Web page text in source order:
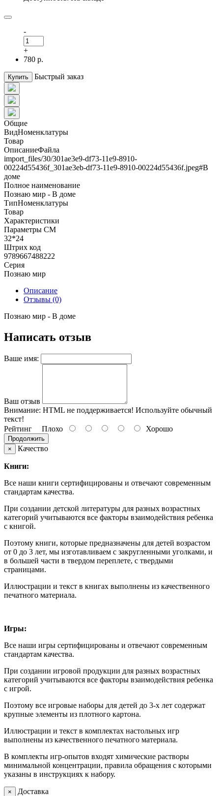
-
+
780 р.
Купить Быстрый заказ
Общие
ВидНоменклатуры
Товар
ОписаниеФайла
import_files/30/301ae3e9-df73-11e9-8910-
00224d55436f_301ae3eb-df73-11e9-8910-00224d55436f.jpeg#В
доме
Полное наименование
Познаю мир - В доме
ТипНоменклатуры
Товар
Характеристики
Параметры СМ
32*24
Штрих код
9789667488222
Серия
Познаю мир
Описание
Отзывы (0)
Познаю мир - В доме
Написать отзыв
Ваше имя:
Ваш отзыв
Внимание: HTML не поддерживается! Используйте обычный
текст!
Рейтинг Плохо Хорошо
Продолжить
×
Качество
Книги:
Все наши книги сертифицированы и отвечают современным
стандартам качества.
При создании детской литературы для разных возрастных
категорий учитываются все факторы взаимодействия ребенка
с книгой.
Поэтому книги, которые предназначены для детей возрастом
от 0 до 3 лет, мы изготавливаем с закругленными уголками, и
в большей части в твердом переплете, с твердыми
страницами.
Иллюстрации и текст в книгах выполнены из качественного
печатного материала.
Игры:
Все наши игры сертифицированы и отвечают современным
стандартам качества.
При создании игровой продукции для разных возрастных
категорий учитываются все факторы взаимодействия ребенка
с игрой.
Поэтому все игровые наборы для детей до 3-х лет содержат
крупные элементы из плотного картона.
Иллюстрации и текст в комплектах настольных игр
выполнены из качественного печатного материала.
В комплекты игр-опытов входят химические растворы
минимальной концентрации, правила обращения с которыми
указаны в инструкциях к набору.
× Доставка